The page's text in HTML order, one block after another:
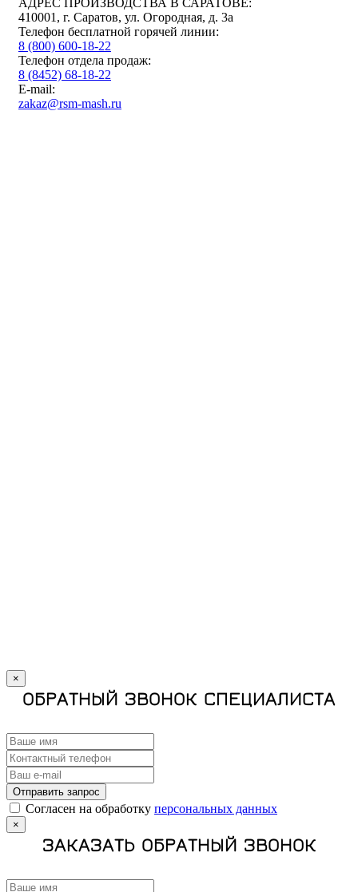
АДРЕС ПРОИЗВОДСТВА В САРАТОВЕ:
410001, г. Саратов, ул. Огородная, д. 3а
Телефон бесплатной горячей линии:
8 (800) 600-18-22
Телефон отдела продаж:
8 (8452) 68-18-22
E-mail:
zakaz@rsm-mash.ru
×
ОБРАТНЫЙ ЗВОНОК СПЕЦИАЛИСТА
Отправить запрос
Cогласен на обработку персональных данных
×
ЗАКАЗАТЬ ОБРАТНЫЙ ЗВОНОК